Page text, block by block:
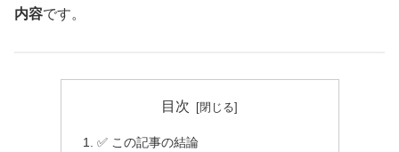
内容です。
目次
✅ この記事の結論